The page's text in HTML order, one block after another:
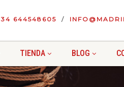
644548605
TIENDA BLOG